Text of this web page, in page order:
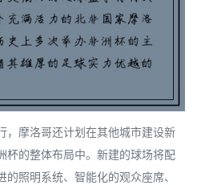
，摩洛哥还计划在其他城市建设新
杯的整体布局中。新建的球场将配
照明系统、智能化的观众座席、